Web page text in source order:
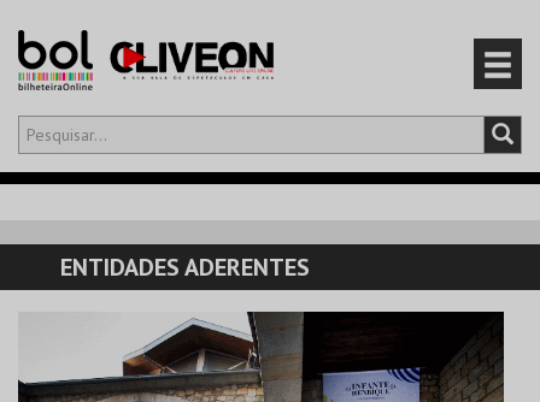
Olá,iniciar sessão
CARRINHO
EVENTOS
ENTIDADES ADERENTES